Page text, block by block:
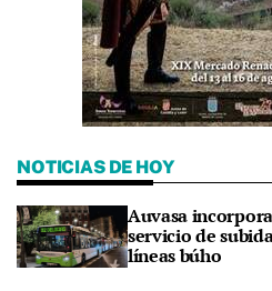
NOTICIAS DE HOY
Auvasa
servicio de
líneas búho